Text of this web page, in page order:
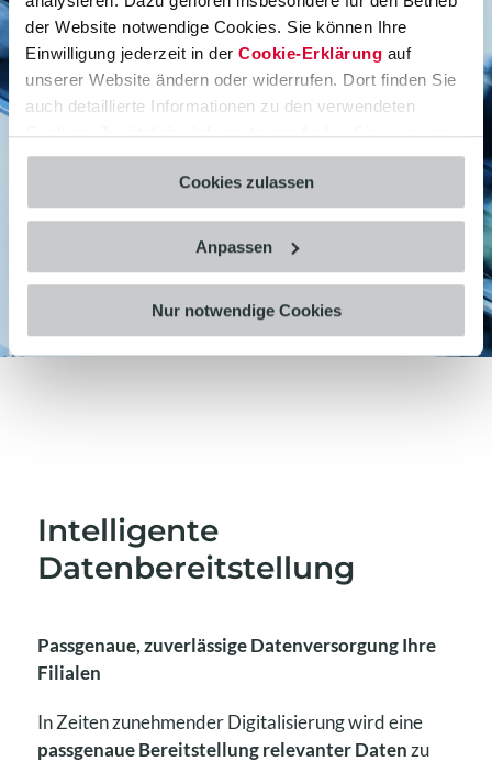
der Website notwendige Cookies. Sie können Ihre
Einwilligung jederzeit in der Cookie-Erklärung auf
unserer Website ändern oder widerrufen. Dort finden Sie
auch detaillierte Informationen zu den verwendeten
Cookies. Zusätzliche Informationen finden Sie in unserer
Datenschutzerklärung.
Cookies zulassen
Anpassen
Nur notwendige Cookies
Drei SAP-Partner, eine All-In-One Lösung für
Einzelhändler – mit dem RetailOneSolution
Network steht dem Filialmanagement 3.0 nichts
mehr Wege. Verkaufs- und
Warenwirtschaftsprozesse lassen sich mit der
Kombination der drei SAP-Partner-Lösungen
komplett aus SAP Fiori® Launchpad integriert
steuern.
Mehr erfahren
Intelligente
Datenbereitstellung
Passgenaue, zuverlässige Datenversorgung Ihre
Filialen
In Zeiten zunehmender Digitalisierung wird eine
passgenaue Bereitstellung relevanter Datenzu